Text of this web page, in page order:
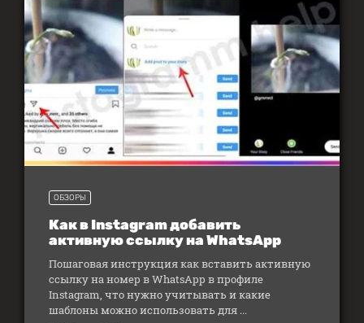
ОБЗОРЫ
Как в Instagram добавить
активную ссылку на WhatsApp
Пошаговая инструкция как вставить активную
ссылку на номер в WhatsApp в профиле
Instagram, что нужно учитывать и какие
шаблоны можно использовать для ...